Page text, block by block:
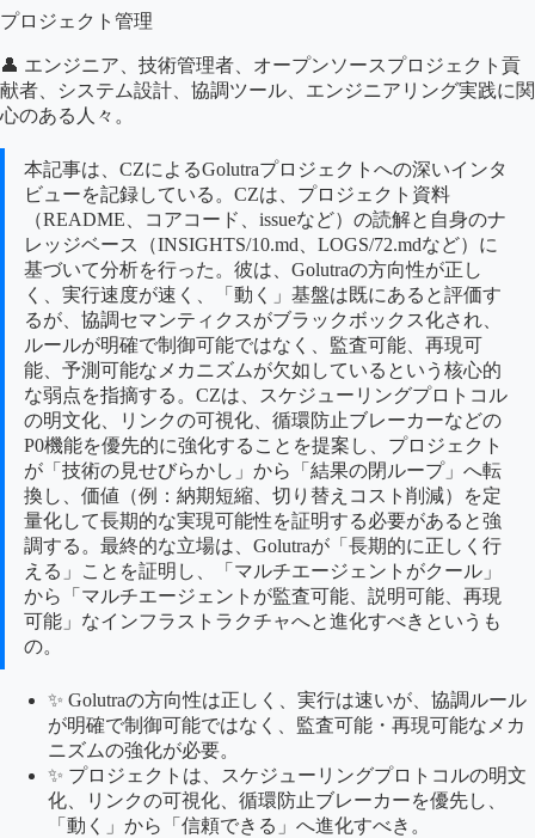
プロジェクト管理
👤 エンジニア、技術管理者、オープンソースプロジェクト貢
献者、システム設計、協調ツール、エンジニアリング実践に関
心のある人々。
本記事は、CZによるGolutraプロジェクトへの深いインタ
ビューを記録している。CZは、プロジェクト資料
（README、コアコード、issueなど）の読解と自身のナ
レッジベース（INSIGHTS/10.md、LOGS/72.mdなど）に
基づいて分析を行った。彼は、Golutraの方向性が正し
く、実行速度が速く、「動く」基盤は既にあると評価す
るが、協調セマンティクスがブラックボックス化され、
ルールが明確で制御可能ではなく、監査可能、再現可
能、予測可能なメカニズムが欠如しているという核心的
な弱点を指摘する。CZは、スケジューリングプロトコル
の明文化、リンクの可視化、循環防止ブレーカーなどの
P0機能を優先的に強化することを提案し、プロジェクト
が「技術の見せびらかし」から「結果の閉ループ」へ転
換し、価値（例：納期短縮、切り替えコスト削減）を定
量化して長期的な実現可能性を証明する必要があると強
調する。最終的な立場は、Golutraが「長期的に正しく行
える」ことを証明し、「マルチエージェントがクール」
から「マルチエージェントが監査可能、説明可能、再現
可能」なインフラストラクチャへと進化すべきというも
の。
✨ Golutraの方向性は正しく、実行は速いが、協調ルール
が明確で制御可能ではなく、監査可能・再現可能なメカ
ニズムの強化が必要。
✨ プロジェクトは、スケジューリングプロトコルの明文
化、リンクの可視化、循環防止ブレーカーを優先し、
「動く」から「信頼できる」へ進化すべき。